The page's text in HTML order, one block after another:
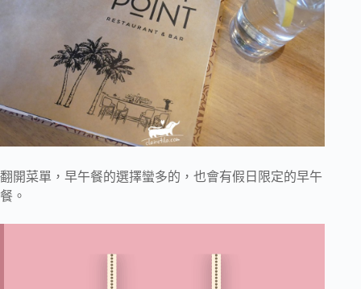
翻開菜單，早午餐的選擇蠻多的，也會有假日限定的早午
餐。